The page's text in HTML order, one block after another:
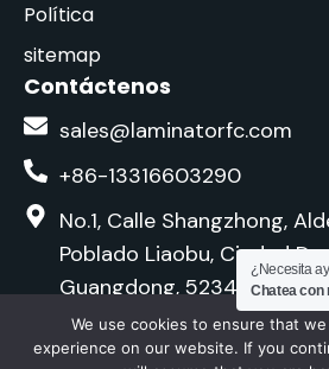
Política
sitemap
Contáctenos
sales@laminatorfc.com
+86-13316603290
No.1, Calle Shangzhong,
Poblado Liaobu, Ciudad
Guangdong, 523420, China
F Y L
¿Necesita
Chatea con
We use cookies to ensure that
experience on our website. If you